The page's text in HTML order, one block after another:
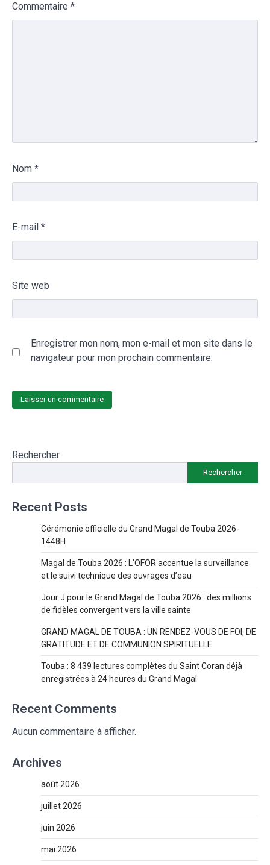
Commentaire *
Nom *
E-mail *
Site web
Enregistrer mon nom, mon e-mail et mon site dans le
navigateur pour mon prochain commentaire.
Rechercher
Rechercher
Recent Posts
Cérémonie officielle du Grand Magal de Touba 2026-
1448H
Magal de Touba 2026 : L’OFOR accentue la surveillance
et le suivi technique des ouvrages d’eau
Jour J pour le Grand Magal de Touba 2026 : des millions
de fidèles convergent vers la ville sainte
GRAND MAGAL DE TOUBA : UN RENDEZ-VOUS DE FOI, DE
GRATITUDE ET DE COMMUNION SPIRITUELLE
Touba : 8 439 lectures complètes du Saint Coran déjà
enregistrées à 24 heures du Grand Magal
Recent Comments
Aucun commentaire à afficher.
Archives
août 2026
juillet 2026
juin 2026
mai 2026